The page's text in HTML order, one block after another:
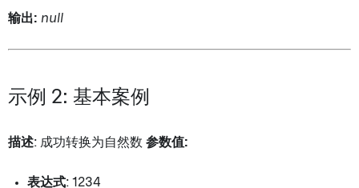
输出: null
示例 2: 基本案例
描述: 成功转换为自然数 参数值:
表达式: 1234